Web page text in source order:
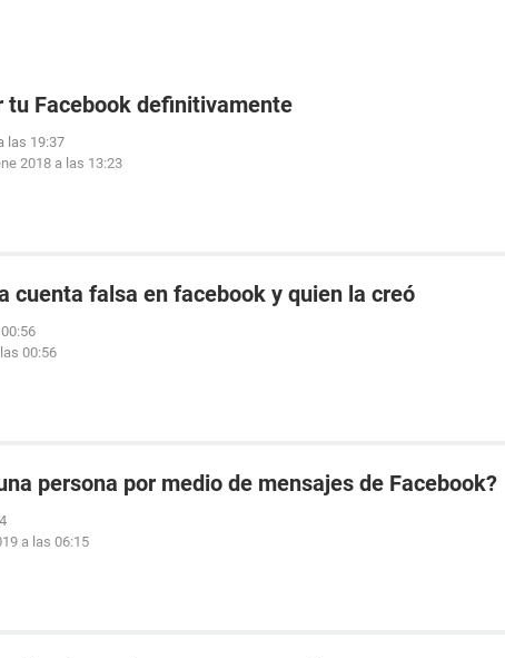
tu Facebook definitivamente
las 19:37
2018 a las 13:23
cuenta falsa en facebook y quien la creó
00:56
persona por medio de mensajes de Facebook?
a las 06:15